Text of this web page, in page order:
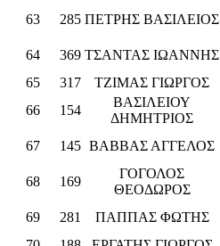
63 285 ΠΕΤΡΗΣ ΒΑΣΙΛΕΙΟΣ
64 369 ΤΣΑΝΤΑΣ ΙΩΑΝΝΗΣ
65
317 ΤΖΙΜΑΣ ΓΙΩΡΓΟΣ
66
154
ΒΑΣΙΛΕΙΟΥ
ΔΗΜΗΤΡΙΟΣ
67 145 ΒΑΒΒΑΣ ΑΓΓΕΛΟΣ
68 169
ΓΟΓΟΛΟΣ
ΘΕΟΔΩΡΟΣ
69 281 ΠΑΠΠΑΣ ΦΩΤΗΣ